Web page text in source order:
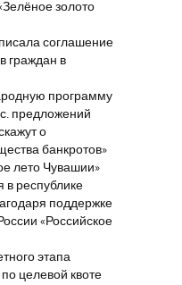
золото
соглашение
граждан в
программу
предложений
о
банкротов»
лето Чувашии»
в республике
поддержке
«Российское
этапа
целевой квоте